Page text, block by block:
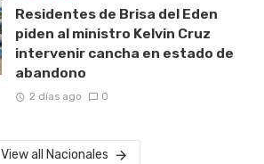
Residentes de Brisa del Eden
piden al ministro Kelvin Cruz
intervenir cancha en estado de
abandono
2 días ago 0
View all Nacionales